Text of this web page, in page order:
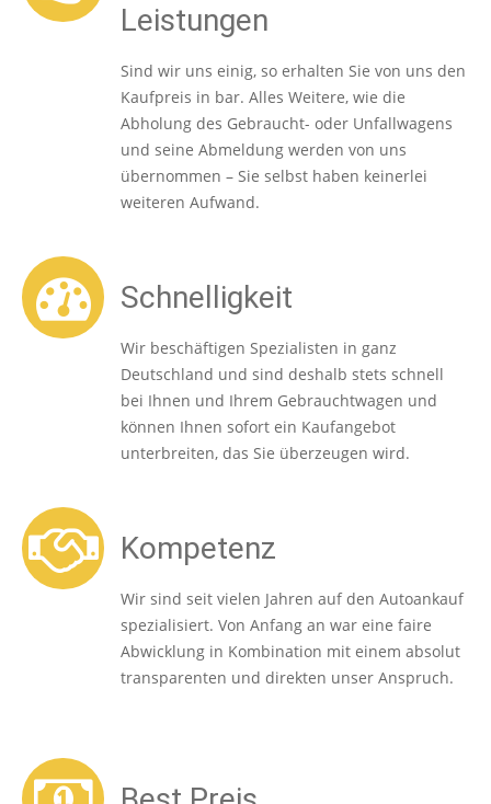
Leistungen
Sind wir uns einig, so erhalten Sie von uns den
Kaufpreis in bar. Alles Weitere, wie die
Abholung des Gebraucht- oder Unfallwagens
und seine Abmeldung werden von uns
übernommen – Sie selbst haben keinerlei
weiteren Aufwand.
Schnelligkeit
Wir beschäftigen Spezialisten in ganz
Deutschland und sind deshalb stets schnell
bei Ihnen und Ihrem Gebrauchtwagen und
können Ihnen sofort ein Kaufangebot
unterbreiten, das Sie überzeugen wird.
Kompetenz
Wir sind seit vielen Jahren auf den Autoankauf
spezialisiert. Von Anfang an war eine faire
Abwicklung in Kombination mit einem absolut
transparenten und direkten unser Anspruch.